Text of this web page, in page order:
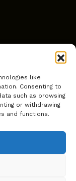
like
Consenting to
such as browsing
or withdrawing
and functions.